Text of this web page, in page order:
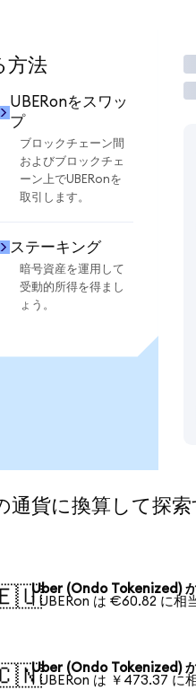
法
UBERonをスワッ
プ
ブロックチェーン間
およびブロックチェ
ーン上でUBERonを
取引します。
ステーキング
暗号資産を運用して
受動的所得を得まし
ょう。
貨に換算して探索
Uber (Ondo Tokenized)
1 UBERon は €60.82 に相
Uber (Ondo Tokenized)
1 UBERon は ￥473.37 に